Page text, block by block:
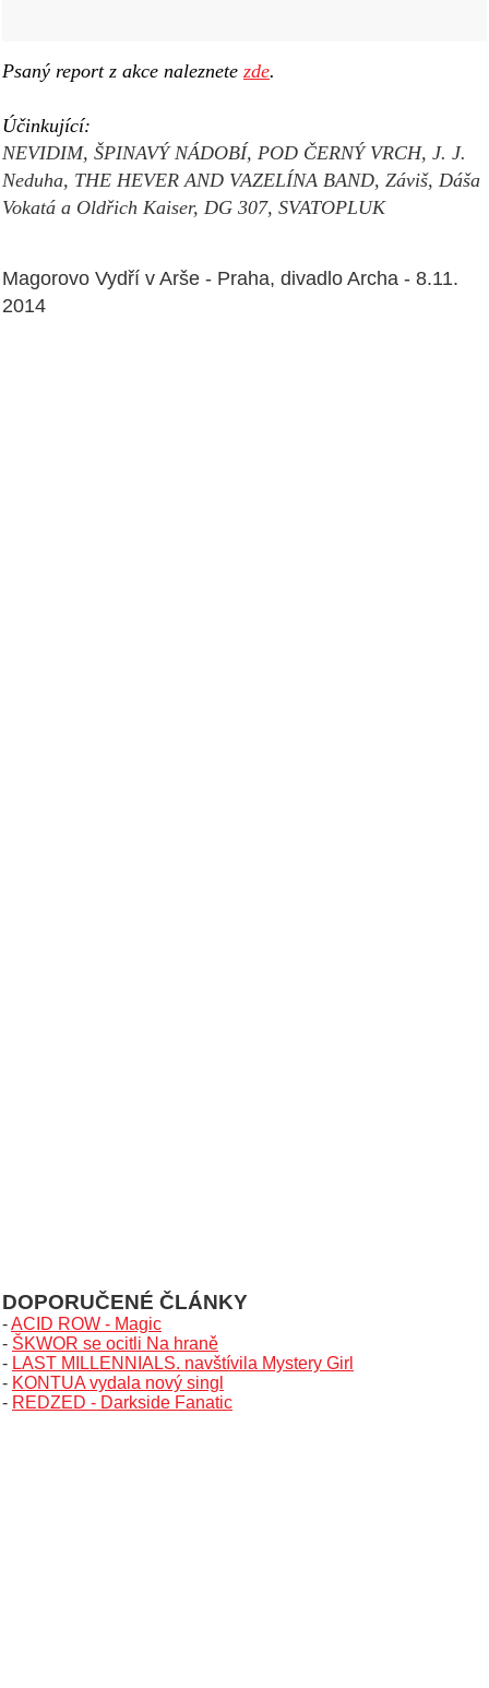
Psaný report z akce naleznete zde.
Účinkující:
NEVIDIM, ŠPINAVÝ NÁDOBÍ, POD ČERNÝ VRCH, J. J.
Neduha, THE HEVER AND VAZELÍNA BAND, Záviš, Dáša
Vokatá a Oldřich Kaiser, DG 307, SVATOPLUK
Magorovo Vydří v Arše - Praha, divadlo Archa - 8.11.
2014
DOPORUČENÉ ČLÁNKY
-ACID ROW - Magic
- ŠKWOR se ocitli Na hraně
- LAST MILLENNIALS. navštívila Mystery Girl
- KONTUA vydala nový singl
- REDZED - Darkside Fanatic